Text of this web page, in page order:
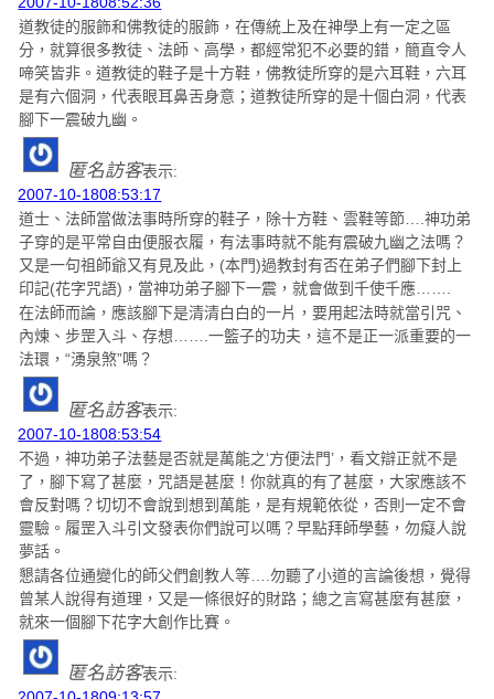
道教徒的服飾和佛教徒的服飾，在傳統上及在神學上有一定之區
分，就算很多教徒、法師、高學，都經常犯不必要的錯，簡直令人
啼笑皆非。道教徒的鞋子是十方鞋，佛教徒所穿的是六耳鞋，六耳
是有六個洞，代表眼耳鼻舌身意；道教徒所穿的是十個白洞，代表
腳下一震破九幽。
匿名訪客表示:
2007-10-1808:53:17
道士、法師當做法事時所穿的鞋子，除十方鞋、雲鞋等節….神功弟
子穿的是平常自由便服衣履，有法事時就不能有震破九幽之法嗎？
又是一句祖師爺又有見及此，(本門)過教封有否在弟子們腳下封上
印記(花字咒語)，當神功弟子腳下一震，就會做到千使千應…….
在法師而論，應該腳下是清清白白的一片，要用起法時就當引咒、
內煉、步罡入斗、存想…….一籃子的功夫，這不是正一派重要的一
法環，“湧泉煞”嗎？
匿名訪客表示:
2007-10-1808:53:54
不過，神功弟子法藝是否就是萬能之‘方便法門’，看文辯正就不是
了，腳下寫了甚麼，咒語是甚麼！你就真的有了甚麼，大家應該不
會反對嗎？切切不會說到想到萬能，是有規範依從，否則一定不會
靈驗。履罡入斗引文發表你們說可以嗎？早點拜師學藝，勿癡人說
夢話。
懇請各位通變化的師父們創教人等….勿聽了小道的言論後想，覺得
曾某人說得有道理，又是一條很好的財路；總之言寫甚麼有甚麼，
就來一個腳下花字大創作比賽。
匿名訪客表示: